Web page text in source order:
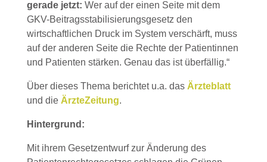
gerade jetzt: Wer auf der einen Seite mit dem
GKV-Beitragsstabilisierungsgesetz den
wirtschaftlichen Druck im System verschärft, muss
auf der anderen Seite die Rechte der Patientinnen
und Patienten stärken. Genau das ist überfällig.“
Über dieses Thema berichtet u.a. das Ärzteblatt
und die ÄrzteZeitung.
Hintergrund:
Mit ihrem Gesetzentwurf zur Änderung des